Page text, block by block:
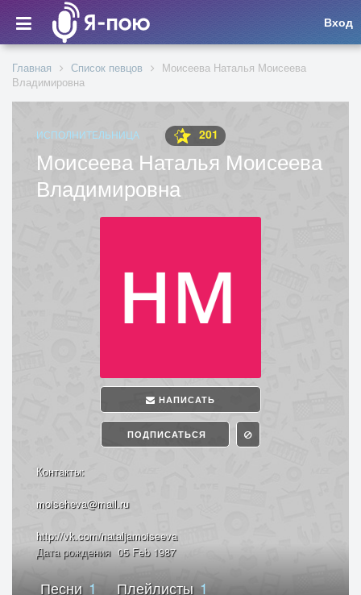
Вход
Главная Список певцов
Моисеева Наталья Моисеева
Владимировна
ИСПОЛНИТЕЛЬНИЦА 201
Моисеева Наталья Моисеева
Владимировна
НАПИСАТЬ
ПОДПИСАТЬСЯ
Контакты:
moiseheva@mail.ru
http://vk.com/nataljamoiseeva
Дата рождения 05 Feb 1987
Песни 1 Плейлисты 1